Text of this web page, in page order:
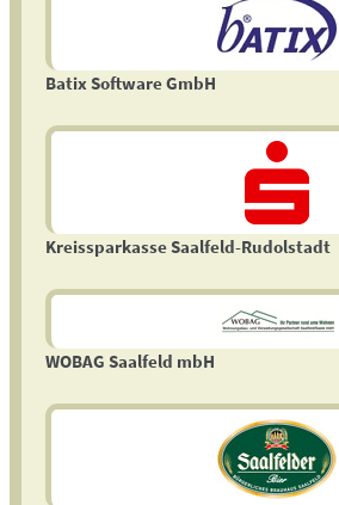
Batix Software GmbH
Kreissparkasse Saalfeld-Rudolstadt
WOBAG Saalfeld mbH